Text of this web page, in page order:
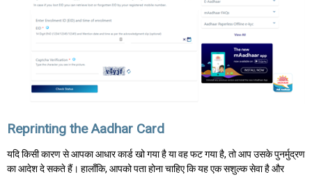
Reprinting the Aadhar Card
यदि किसी कारण से आपका आधार कार्ड खो गया है या वह फट गया है, तो आप उसके पुनर्मुद्रण
का आदेश दे सकते हैं। हालाँकि, आपको पता होना चाहिए कि यह एक सशुल्क सेवा है और